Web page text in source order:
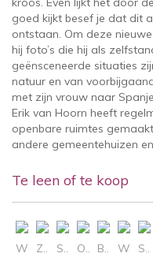
goed kijkt besef je dat dit
ontstaan. Om deze
hij foto’s die hij als
geënsceneerde situaties
natuur en van
met zijn vrouw naar
Erik van Hoorn heeft
openbare ruimtes
andere gemeentehuizen
Te leen of te koop
ZONDER TITEL
STOBBE
ORANJE SPEELT
BAKEN
SPINNEWEB IN RODE STRUIK